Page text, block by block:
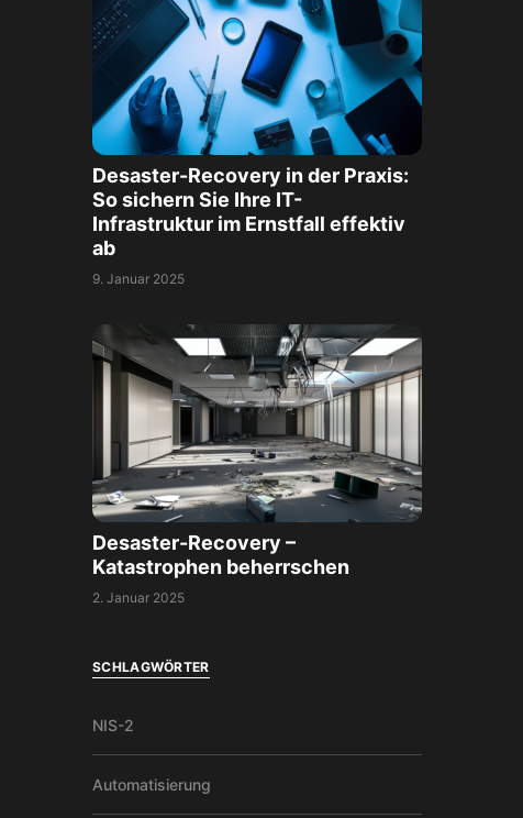
Desaster-Recovery in der Praxis:
So sichern Sie Ihre IT-
Infrastruktur im Ernstfall effektiv
ab
9. Januar 2025
Desaster-Recovery –
Katastrophen beherrschen
2. Januar 2025
SCHLAGWÖRTER
NIS-2
Automatisierung